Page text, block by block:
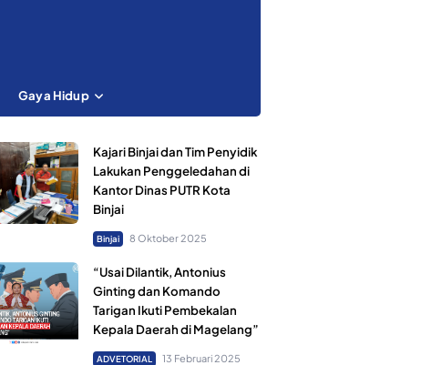
Gaya Hidup
Kajari Binjai dan Tim Penyidik
Lakukan Penggeledahan di
Kantor Dinas PUTR Kota
Binjai
Binjai 8 Oktober 2025
“Usai Dilantik, Antonius
Ginting dan Komando
Tarigan Ikuti Pembekalan
Kepala Daerah di Magelang”
ADVETORIAL 13 Februari 2025